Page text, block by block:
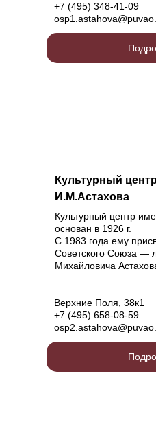
+7 (495) 348-41-09
Культурный центр
основан в 1926 г.
С 1983 года ему
Советского Союза —
Михайловича
Культурный
И.М.Астахова
Верхние Поля, 38к1
+7 (495) 658-08-59